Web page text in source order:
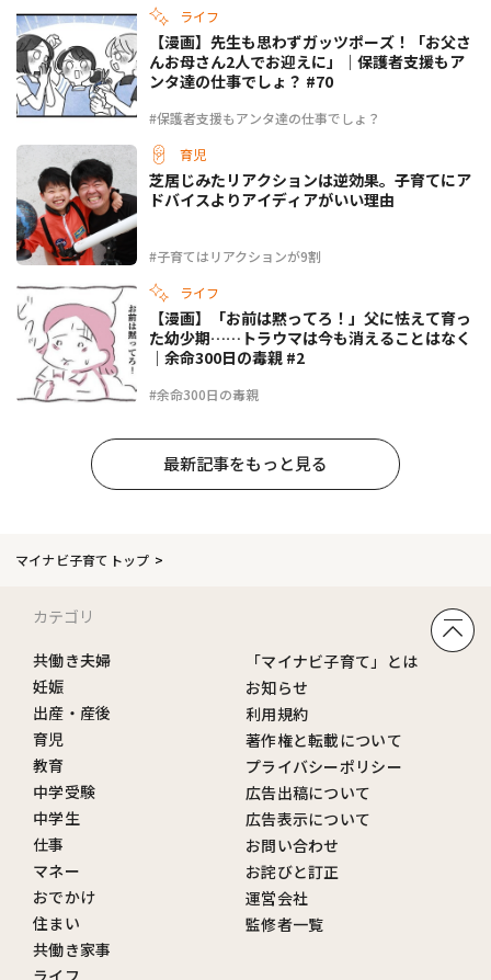
ライフ
#保護者支援もアンタ達の仕事でしょ？
【漫画】先生も思わずガッツポーズ！「お父さ
んお母さん2人でお迎えに」｜保護者支援もア
ンタ達の仕事でしょ？ #70
育児
#子育てはリアクションが9割
芝居じみたリアクションは逆効果。子育てにア
ドバイスよりアイディアがいい理由
ライフ
#余命300日の毒親
【漫画】「お前は黙ってろ！」父に怯えて育っ
た幼少期……トラウマは今も消えることはなく
｜余命300日の毒親 #2
最新記事をもっと見る
マイナビ子育てトップ
カテゴリ
共働き夫婦
妊娠
出産・産後
育児
教育
中学受験
中学生
仕事
マネー
おでかけ
住まい
共働き家事
ライフ
「マイナビ子育て」とは
お知らせ
利用規約
著作権と転載について
プライバシーポリシー
広告出稿について
広告表示について
お問い合わせ
お詫びと訂正
運営会社
監修者一覧